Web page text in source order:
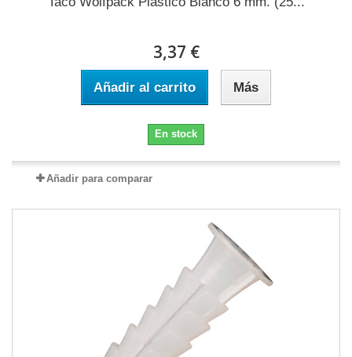
3,37 €
Añadir al carrito Más
En stock
Añadir para comparar